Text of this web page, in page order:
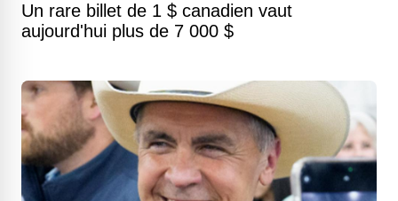
Un rare billet de 1 $ canadien vaut
aujourd'hui plus de 7 000 $